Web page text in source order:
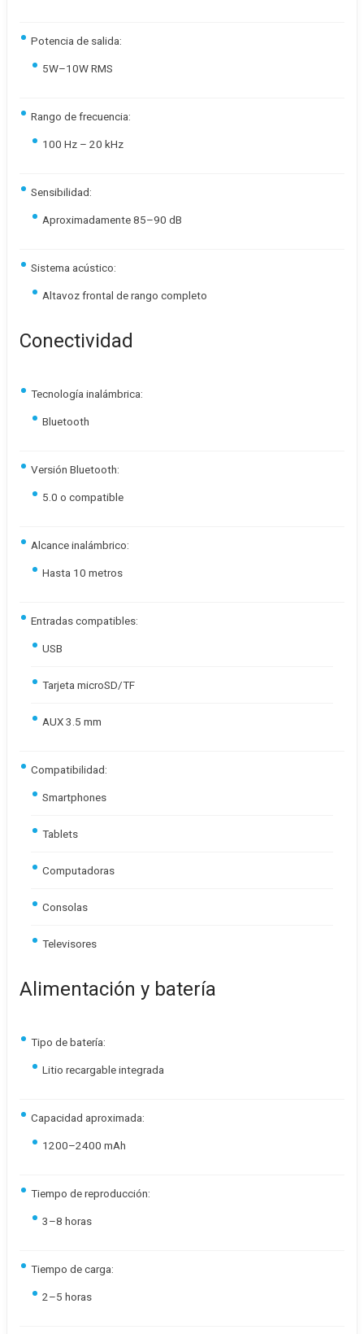
Potencia de salida:
5W–10W RMS
Rango de frecuencia:
100 Hz – 20 kHz
Sensibilidad:
Aproximadamente 85–90 dB
Sistema acústico:
Altavoz frontal de rango completo
Conectividad
Tecnología inalámbrica:
Bluetooth
Versión Bluetooth:
5.0 o compatible
Alcance inalámbrico:
Hasta 10 metros
Entradas compatibles:
USB
Tarjeta microSD/TF
AUX 3.5 mm
Compatibilidad:
Smartphones
Tablets
Computadoras
Consolas
Televisores
Alimentación y batería
Tipo de batería:
Litio recargable integrada
Capacidad aproximada:
1200–2400 mAh
Tiempo de reproducción:
3–8 horas
Tiempo de carga:
2–5 horas